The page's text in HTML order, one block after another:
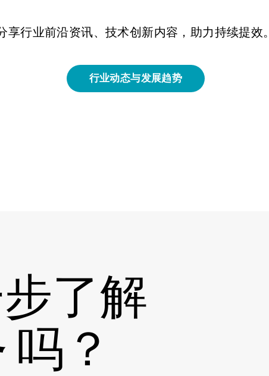
享行业前沿资讯、技术创新内容，助力持续提效
行业动态与发展趋势
了解
吗？